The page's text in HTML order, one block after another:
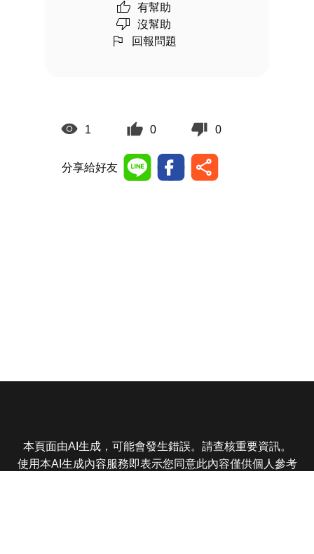
有幫助
沒幫助
回報問題
1 0 0
分享給好友
本頁面由AI生成，可能會發生錯誤。請查核重要資訊。
使用本AI生成內容服務即表示您同意此內容僅供個人參考